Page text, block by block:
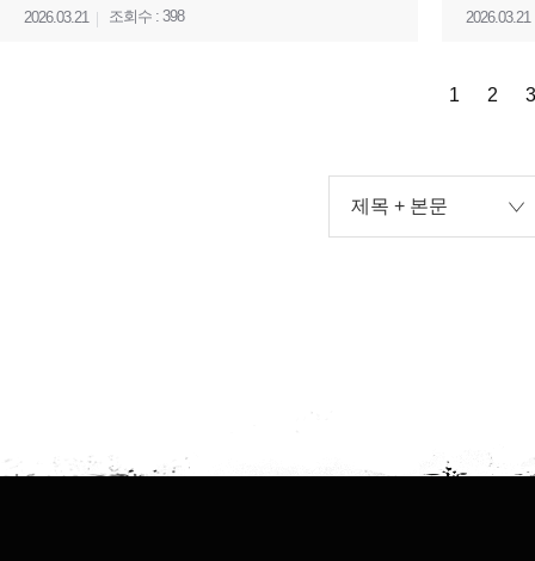
2026.03.21 조회수 : 398 2026.03.21
1 2 3
제목 + 본문